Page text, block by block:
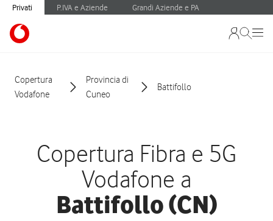
Privati P.IVA e Aziende Grandi Aziende e PA
Copertura
Vodafone
Provincia di
Cuneo
Battifollo
Copertura Fibra e 5G
Vodafone a
Battifollo (CN)